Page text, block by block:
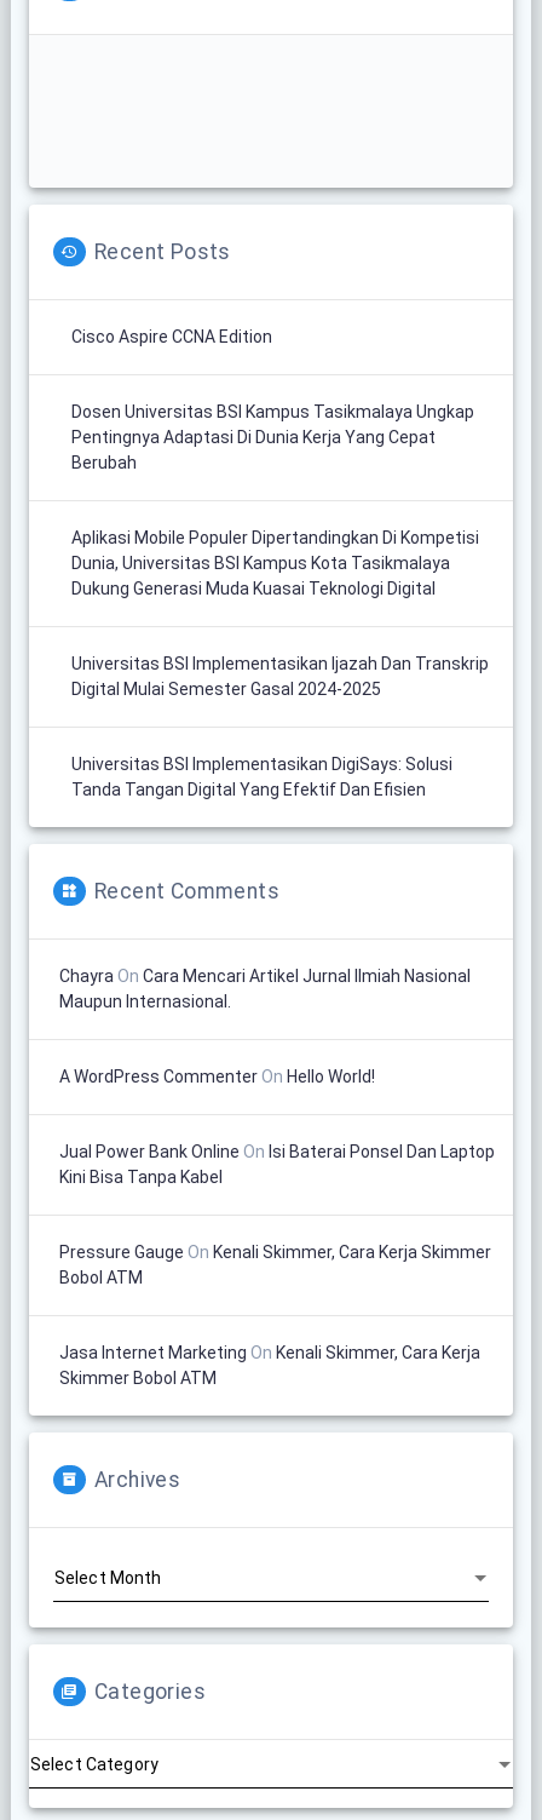
Recent Posts
Cisco Aspire CCNA Edition
Dosen Universitas BSI Kampus Tasikmalaya Ungkap
Pentingnya Adaptasi Di Dunia Kerja Yang Cepat
Berubah
Aplikasi Mobile Populer Dipertandingkan Di Kompetisi
Dunia, Universitas BSI Kampus Kota Tasikmalaya
Dukung Generasi Muda Kuasai Teknologi Digital
Universitas BSI Implementasikan Ijazah Dan Transkrip
Digital Mulai Semester Gasal 2024-2025
Universitas BSI Implementasikan DigiSays: Solusi
Tanda Tangan Digital Yang Efektif Dan Efisien
Recent Comments
Chayra On Cara Mencari Artikel Jurnal Ilmiah Nasional
Maupun Internasional.
A WordPress CommenterOn Hello World!
Jual Power Bank Online On Isi Baterai Ponsel Dan Laptop
Kini Bisa Tanpa Kabel
Pressure Gauge On Kenali Skimmer, Cara Kerja Skimmer
Bobol ATM
Jasa Internet Marketing On Kenali Skimmer, Cara Kerja
Skimmer Bobol ATM
Archives
Categories